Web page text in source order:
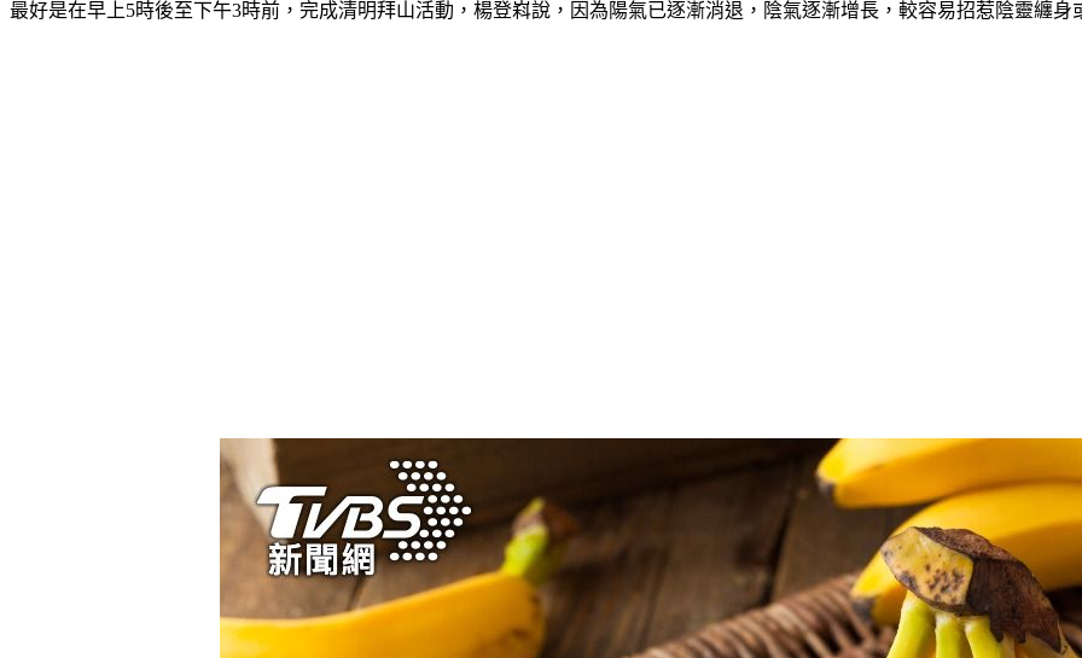
最好是在早上5時後至下午3時前，完成清明拜山活動，楊登嵙說，因為陽氣已逐漸消退，陰氣逐漸增長，較容易招惹陰靈纏身